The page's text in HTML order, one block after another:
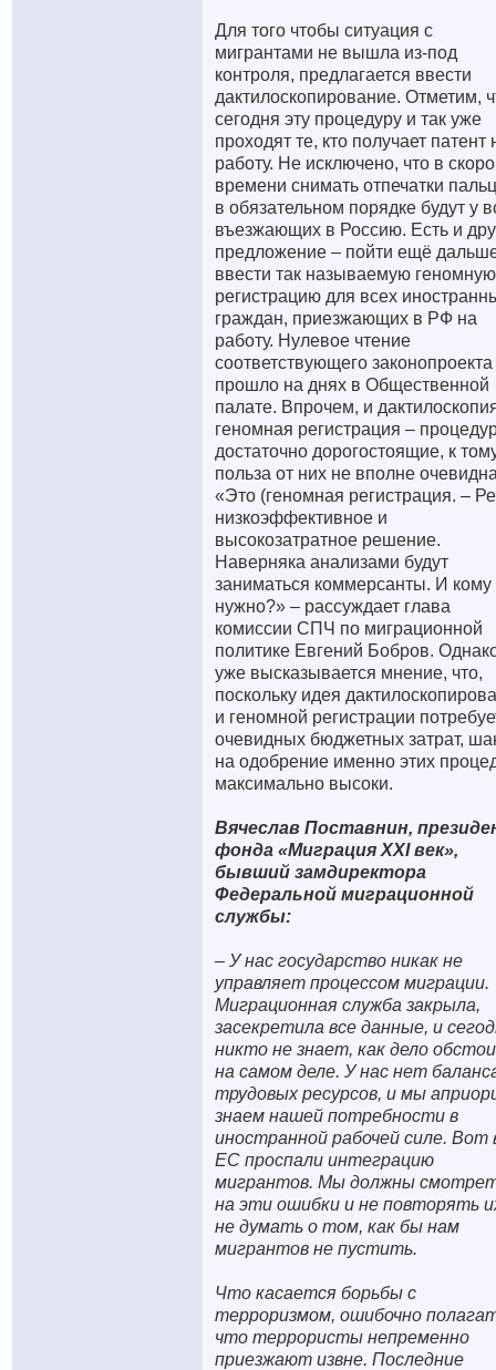
Для того чтобы ситуация с
мигрантами не вышла из-под
контроля, предлагается ввести
дактилоскопирование. Отметим,
сегодня эту процедуру и так уже
проходят те, кто получает патент
работу. Не исключено, что в
времени снимать отпечатки
в обязательном порядке будут у
въезжающих в Россию. Есть и
предложение – пойти ещё
ввести так называемую геномную
регистрацию для всех
граждан, приезжающих в РФ на
работу. Нулевое чтение
соответствующего законопроекта
прошло на днях в Общественной
палате. Впрочем, и
геномная регистрация –
достаточно дорогостоящие, к
польза от них не вполне
«Это (геномная регистрация. –
низкоэффективное и
высокозатратное решение.
Наверняка анализами будут
заниматься коммерсанты. И кому
нужно?» – рассуждает глава
комиссии СПЧ по миграционной
политике Евгений Бобров.
уже высказывается мнение, что,
поскольку идея
и геномной регистрации
очевидных бюджетных затрат,
на одобрение именно этих
максимально высоки.
Вячеслав Поставнин,
фонда «Миграция XXI век»,
бывший замдиректора
Федеральной миграционной
службы:
– У нас государство никак не
управляет процессом миграции.
Миграционная служба закрыла,
засекретила все данные, и
никто не знает, как дело
на самом деле. У нас нет
трудовых ресурсов, и мы
знаем нашей потребности в
иностранной рабочей силе. Вот
ЕС проспали интеграцию
мигрантов. Мы должны
на эти ошибки и не повторять
не думать о том, как бы нам
мигрантов не пустить.
Что касается борьбы с
терроризмом, ошибочно
что террористы непременно
приезжают извне. Последние